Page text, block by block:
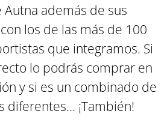
además de sus
los de las más de 100
que integramos. Si
lo podrás comprar en
y si es un combinado de
diferentes... ¡También!